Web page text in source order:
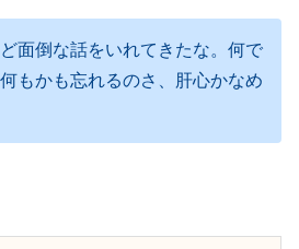
面倒な話をいれてきたな。何で
もかも忘れるのさ、肝心かなめ